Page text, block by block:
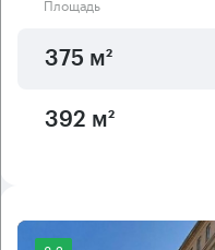
375 м²
392 м²